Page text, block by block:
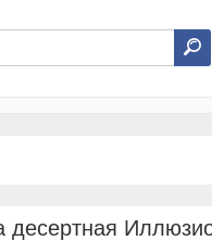
десертная